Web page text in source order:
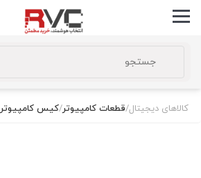
کالاهای دیجیتال/قطعات کامپیوتر/کیس کامپیوتر